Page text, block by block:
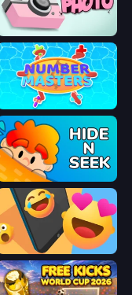
Take Photo
Number Masters
Hide N Seek
Reply Run